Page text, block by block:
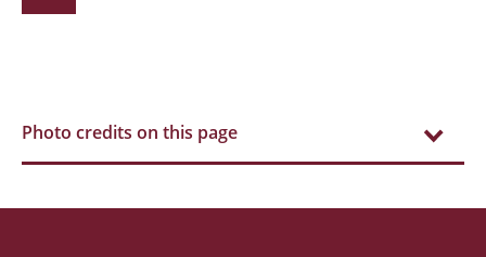
Photo credits on this page